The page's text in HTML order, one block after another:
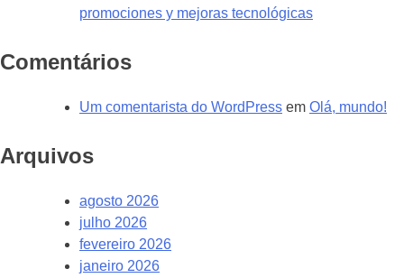
promociones y mejoras tecnológicas
Comentários
Um comentarista do WordPress em Olá, mundo!
Arquivos
agosto 2026
julho 2026
fevereiro 2026
janeiro 2026